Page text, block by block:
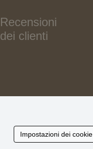
Recensioni
dei clienti
Impostazioni dei cookie